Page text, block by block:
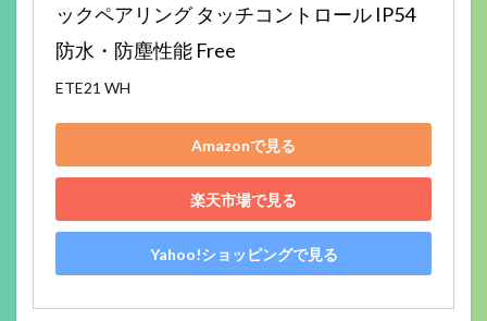
ックペアリング タッチコントロール IP54
防水・防塵性能 Free
ETE21 WH
Amazonで見る
楽天市場で見る
Yahoo!ショッピングで見る